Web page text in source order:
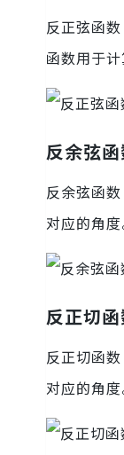
反正弦函
函数用于
反余弦
反余弦函
对应的角度
反正切
反正切函
对应的角度